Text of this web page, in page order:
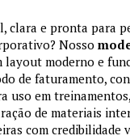
clara e pronta para
Nosso
layout moderno e
de faturamento,
uso em
de materiais
com credibilidade